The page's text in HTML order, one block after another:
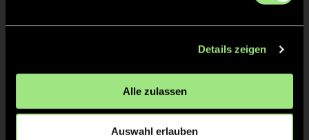
Details zeigen
Alle zulassen
Auswahl erlauben
R.
v.